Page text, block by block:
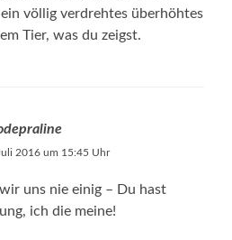
völlig verdrehtes überhöhtes
Tier, was du zeigst.
2016 um 15:45 Uhr
uns nie einig – Du hast
ich die meine!